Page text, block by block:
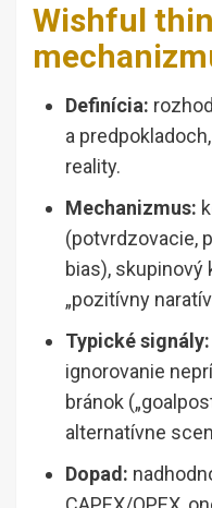
Wishful
Definícia:
a
reality.
Mechanizmus:
(potvrdzovacie,
bias),
„pozitívny
Typické signály:
ignorovanie
bránok
alternatívne
Dopad: